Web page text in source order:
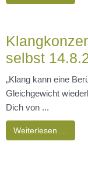
selbst
„Klang kann eine
Gleichgewicht
Dich von ...
Weiterlesen …